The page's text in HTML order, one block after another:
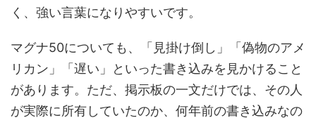
く、強い言葉になりやすいです。
マグナ50についても、「見掛け倒し」「偽物のアメ
リカン」「遅い」といった書き込みを見かけること
があります。ただ、掲示板の一文だけでは、その人
が実際に所有していたのか、何年前の書き込みなの